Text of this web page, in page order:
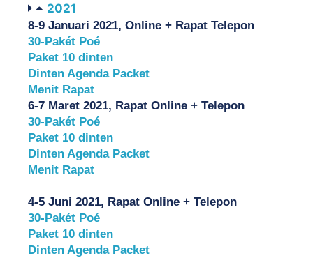
2021
8-9 Januari 2021, Online + Rapat Telepon
30-Pakét Poé
Paket 10 dinten
Dinten Agenda Packet
Menit Rapat
6-7 Maret 2021, Rapat Online + Telepon
30-Pakét Poé
Paket 10 dinten
Dinten Agenda Packet
Menit Rapat
4-5 Juni 2021, Rapat Online + Telepon
30-Pakét Poé
Paket 10 dinten
Dinten Agenda Packet